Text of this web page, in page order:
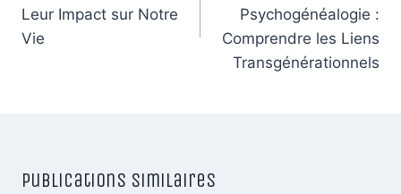
Leur Impact sur Notre
Vie
Psychogénéalogie :
Comprendre les Liens
Transgénérationnels
Publications similaires